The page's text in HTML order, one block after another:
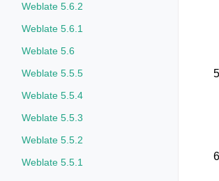
Weblate 5.6.2
Weblate 5.6.1
Weblate 5.6
Weblate 5.5.5
Weblate 5.5.4
Weblate 5.5.3
Weblate 5.5.2
Weblate 5.5.1